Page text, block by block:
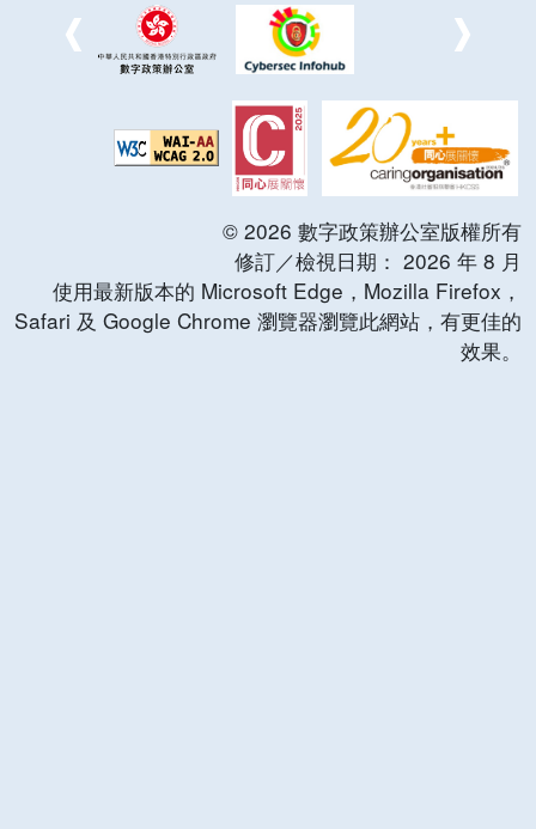
© 2026 數字政策辦公室版權所有
修訂／檢視日期： 2026 年 8 月
使用最新版本的 Microsoft Edge，Mozilla Firefox，
Safari 及 Google Chrome 瀏覽器瀏覽此網站，有更佳的
效果。